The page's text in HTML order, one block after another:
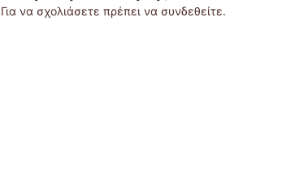
Για να σχολιάσετε πρέπει να συνδεθείτε.